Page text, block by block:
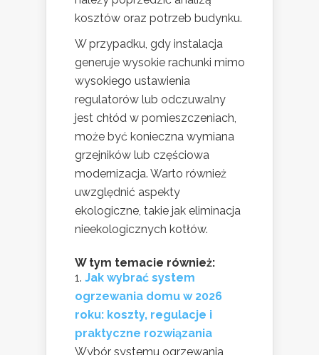
kosztów oraz potrzeb budynku.
W przypadku, gdy instalacja
generuje wysokie rachunki mimo
wysokiego ustawienia
regulatorów lub odczuwalny
jest chłód w pomieszczeniach,
może być konieczna wymiana
grzejników lub częściowa
modernizacja. Warto również
uwzględnić aspekty
ekologiczne, takie jak eliminacja
nieekologicznych kotłów.
W tym temacie również:
Jak wybrać system
ogrzewania domu w 2026
roku: koszty, regulacje i
praktyczne rozwiązania
Wybór systemu ogrzewania